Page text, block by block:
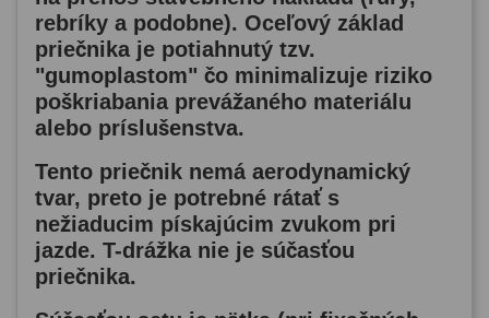
rebríky a podobne). Oceľový základ
priečnika je potiahnutý tzv.
"gumoplastom" čo minimalizuje riziko
poškriabaniaprevážaného materiálu
alebo príslušenstva.
Tento priečnik nemá aerodynamický
tvar, preto je potrebné rátať s
nežiaducim pískajúcim zvukom pri
jazde. T-drážka nie je súčasťou
priečnika.